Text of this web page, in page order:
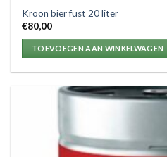
Kroon bier fust 20 liter
€80,00
TOEVOEGEN AAN WINKELWAGEN